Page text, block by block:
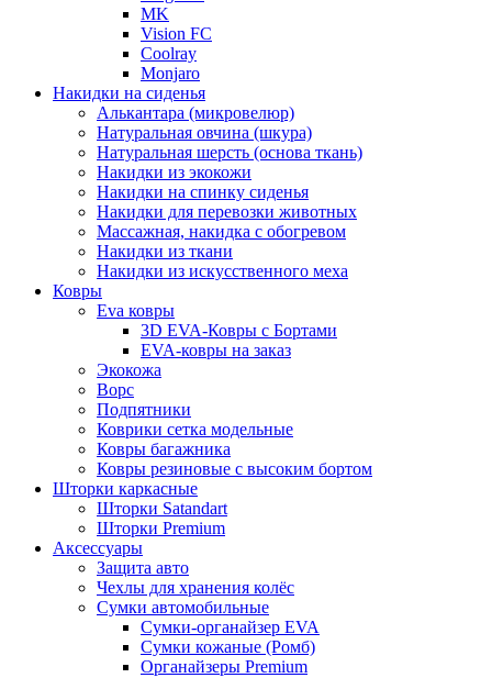
MK
Vision FC
Coolray
Monjaro
Накидки на сиденья
Алькантара (микровелюр)
Натуральная овчина (шкура)
Натуральная шерсть (основа ткань)
Накидки из экокожи
Накидки на спинку сиденья
Накидки для перевозки животных
Массажная, накидка с обогревом
Накидки из ткани
Накидки из искусственного меха
Ковры
Eva ковры
3D EVA-Ковры с Бортами
EVA-ковры на заказ
Экокожа
Ворс
Подпятники
Коврики сетка модельные
Ковры багажника
Ковры резиновые с высоким бортом
Шторки каркасные
Шторки Satandart
Шторки Premium
Аксессуары
Защита авто
Чехлы для хранения колёс
Сумки автомобильные
Сумки-органайзер EVA
Сумки кожаные (Ромб)
Органайзеры Premium